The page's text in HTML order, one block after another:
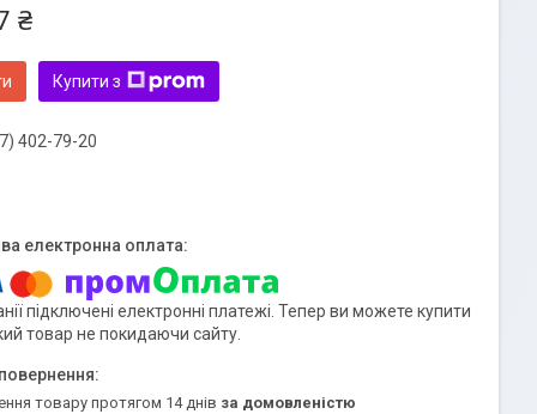
₴
Купити з
402-79-20
підключені електронні платежі. Тепер ви можете купити
товар не покидаючи сайту.
товару протягом 14 днів за домовленістю